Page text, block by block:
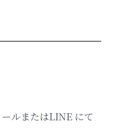
ルまたはLINE にて